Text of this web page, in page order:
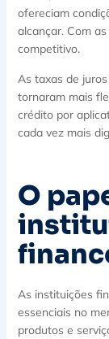
ofereciam
alcançar. Com
competitivo.
As taxas de
tornaram mais
crédito por
cada vez mais
O
As instituições
essenciais no
produtos e